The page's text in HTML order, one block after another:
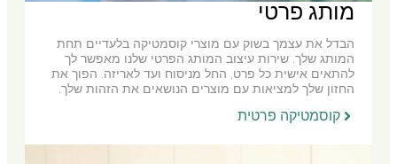
מותג פרטי
הבדל את עצמך בשוק עם מוצרי קוסמטיקה בלעדיים תחת
המותג שלך. שירות עיצוב המותג הפרטי שלנו מאפשר לך
להתאים אישית כל פרט, החל מניסוח ועד לאריזה. הפוך את
החזון שלך למציאות עם מוצרים הנושאים את הזהות שלך.
קוסמטיקה פרטית